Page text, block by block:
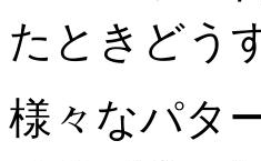
たときどう
様々なパタ